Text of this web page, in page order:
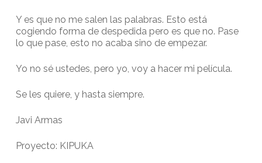
Y es que no me salen las palabras. Esto está
cogiendo forma de despedida pero es que no. Pase
lo que pase, esto no acaba sino de empezar.
Yo no sé ustedes, pero yo, voy a hacer mi película.
Se les quiere, y hasta siempre.
Javi Armas
Proyecto: KIPUKA